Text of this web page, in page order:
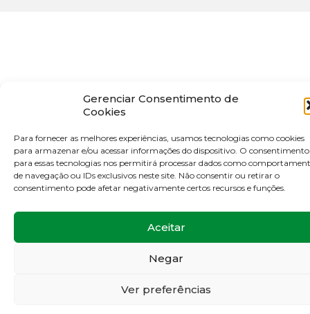
Gerenciar Consentimento de
Cookies
Para fornecer as melhores experiências, usamos tecnologias como cookies
para armazenar e/ou acessar informações do dispositivo. O consentimento
para essas tecnologias nos permitirá processar dados como
de navegação ou IDs exclusivos neste site. Não consentir ou retirar o
consentimento pode afetar negativamente certos recursos e funções.
Aceitar
Negar
Ver preferências